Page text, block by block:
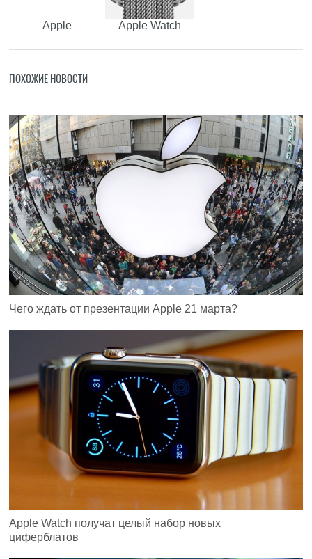
Apple Apple Watch
ПОХОЖИЕ НОВОСТИ
Чего ждать от презентации Apple 21 марта?
Apple Watch получат целый набор новых
циферблатов